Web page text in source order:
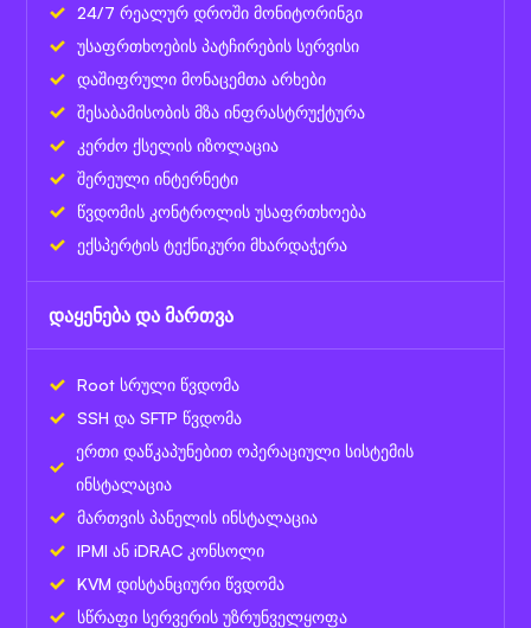
24/7 რეალურ დროში მონიტორინგი
უსაფრთხოების პატჩირების სერვისი
დაშიფრული მონაცემთა არხები
შესაბამისობის მზა ინფრასტრუქტურა
კერძო ქსელის იზოლაცია
შერეული ინტერნეტი
წვდომის კონტროლის უსაფრთხოება
ექსპერტის ტექნიკური მხარდაჭერა
დაყენება და მართვა
Root სრული წვდომა
SSH და SFTP წვდომა
ერთი დაწკაპუნებით ოპერაციული სისტემის
ინსტალაცია
მართვის პანელის ინსტალაცია
IPMI ან iDRAC კონსოლი
KVM დისტანციური წვდომა
სწრაფი სერვერის უზრუნველყოფა